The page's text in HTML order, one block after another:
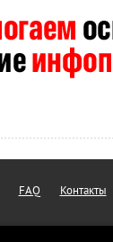
FAQ
Контакты